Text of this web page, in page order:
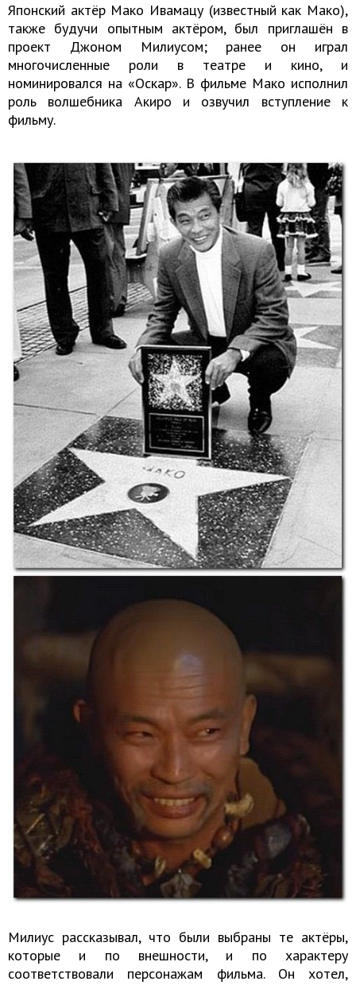
Японский актёр Мако Ивамацу (известный как Мако),
также будучи опытным актёром, был приглашён в
проект Джоном Милиусом; ранее он играл
многочисленные роли в театре и кино, и
номинировался на «Оскар». В фильме Мако исполнил
роль волшебника Акиро и озвучил вступление к
фильму.
Милиус рассказывал, что были выбраны те актёры,
которые и по внешности, и по характеру
соответствовали персонажам фильма. Он хотел,